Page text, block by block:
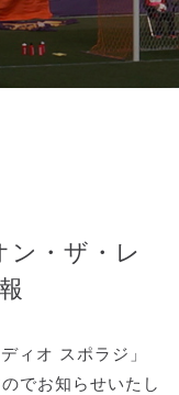
ン・ザ・レ
ィオ スポラジ」
でお知らせいたし